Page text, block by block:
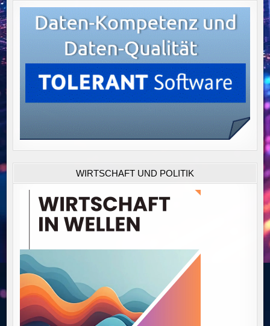
WIRTSCHAFT UND POLITIK